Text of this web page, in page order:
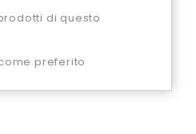
di questo
preferito